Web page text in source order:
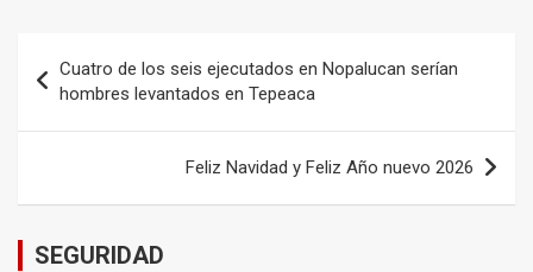
de
entradas
Cuatro de los seis ejecutados en Nopalucan serían
hombres levantados en Tepeaca
Feliz Navidad y Feliz Año nuevo 2026
SEGURIDAD